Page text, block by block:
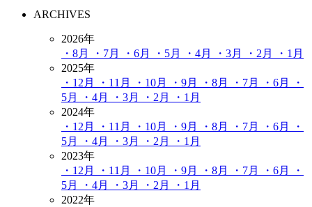
ARCHIVES
2026年
・8月
・7月 ・6月 ・5月 ・4月 ・3月 ・2月
・1月
2025年
・12月
・11月 ・10月 ・9月 ・8月 ・7月 ・6月
・
5月
・4月 ・3月 ・2月
・1月
2024年
・12月
・11月 ・10月 ・9月 ・8月 ・7月 ・6月
・
5月
・4月 ・3月 ・2月
・1月
2023年
・12月
・11月 ・10月 ・9月 ・8月 ・7月 ・6月
・
5月
・4月 ・3月 ・2月
・1月
2022年